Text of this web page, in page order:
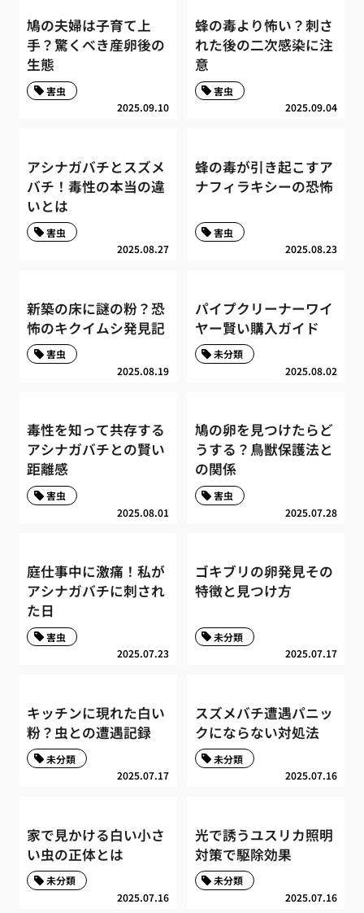
鳩の夫婦は子育て上
手？驚くべき産卵後の
生態
2025.09.10
害虫
蜂の毒より怖い？刺さ
れた後の二次感染に注
意
2025.09.04
害虫
アシナガバチとスズメ
バチ！毒性の本当の違
いとは
2025.08.27
害虫
蜂の毒が引き起こすア
ナフィラキシーの恐怖
2025.08.23
害虫
新築の床に謎の粉？恐
怖のキクイムシ発見記
2025.08.19
害虫
パイプクリーナーワイ
ヤー賢い購入ガイド
2025.08.02
未分類
毒性を知って共存する
アシナガバチとの賢い
距離感
2025.08.01
害虫
鳩の卵を見つけたらど
うする？鳥獣保護法と
の関係
2025.07.28
害虫
庭仕事中に激痛！私が
アシナガバチに刺され
た日
2025.07.23
害虫
ゴキブリの卵発見その
特徴と見つけ方
2025.07.17
未分類
キッチンに現れた白い
粉？虫との遭遇記録
2025.07.17
未分類
スズメバチ遭遇パニッ
クにならない対処法
2025.07.16
未分類
家で見かける白い小さ
い虫の正体とは
2025.07.16
未分類
光で誘うユスリカ照明
対策で駆除効果
2025.07.16
未分類